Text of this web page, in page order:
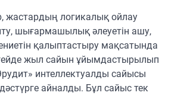
жастардың логикалық ойлау
шығармашылық әлеуетін ашу,
қалыптастыру мақсатында
жыл сайын ұйымдастырылып
интеллектуалды сайысы
айналды. Бұл сайыс тек